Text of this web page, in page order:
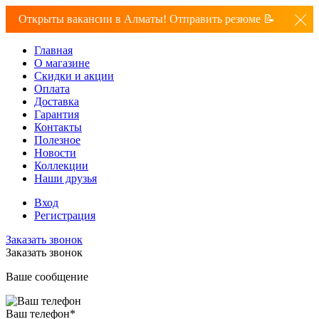
Открыты вакансии в Алматы! Отправить резюме 📝
Главная
О магазине
Скидки и акции
Оплата
Доставка
Гарантия
Контакты
Полезное
Новости
Коллекции
Наши друзья
Вход
Регистрация
Заказать звонок
Заказать звонок
Ваше сообщение
Ваш телефон*